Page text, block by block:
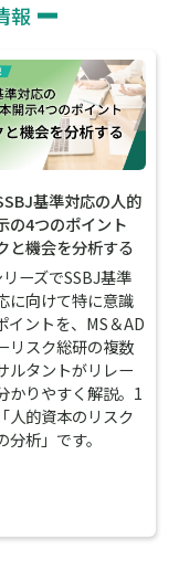
報
基準対応の人的
の4つのポイント
と機会を分析する
ーズでSSBJ基準
に向けて特に意識
イントを、MS＆AD
リスク総研の複数
ルタントがリレー
かりやすく解説。1
人的資本のリスク
分析」です。